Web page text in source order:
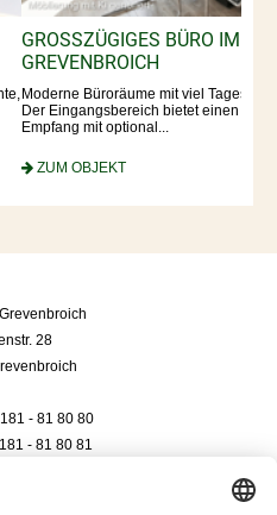
BÜRO IM
mit viel Tageslicht durch
bietet einen großzügigen,
mit optional...
28
- 81 80 80
- 81 80 81